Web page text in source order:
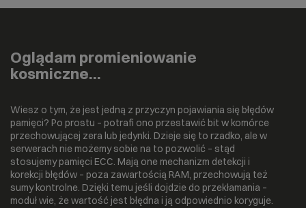
Oglądam promieniowanie
kosmiczne…
Wiesz o tym, że jest jedną z przyczyn pojawiania się błędów
pamięci? Po prostu – potrafi ono przestawić bit w komórce
przechowującej zera lub jedynki. Dzieje się to rzadko, ale w
serwerach nie możemy sobie na to pozwolić – stąd
stosujemy pamięci ECC. Mają one mechanizm detekcji i
korekcji błędów – poza zawartością RAM, przechowują też
sumy kontrolne. Dzięki temu jeśli dojdzie do przekłamania –
moduł wie, że wartość jest błędna i ją odpowiednio koryguje.